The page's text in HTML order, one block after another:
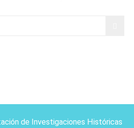
de Investigaciones Históricas